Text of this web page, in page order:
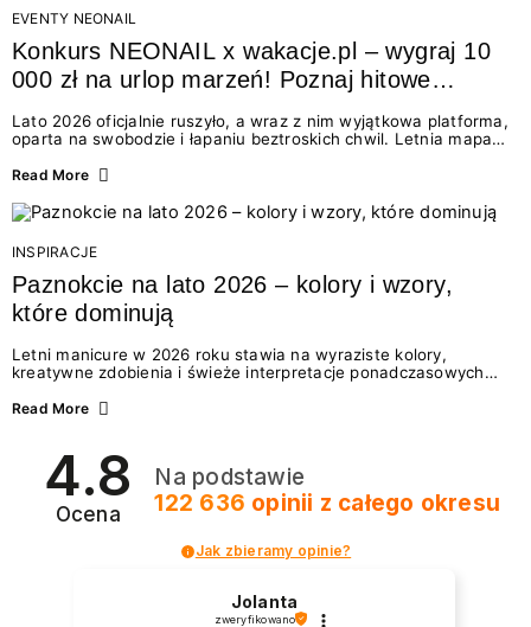
EVENTY NEONAIL
Konkurs NEONAIL x wakacje.pl – wygraj 10
000 zł na urlop marzeń! Poznaj hitowe
Lato 2026 oficjalnie ruszyło, a wraz z nim wyjątkowa platforma,
oparta na swobodzie i łapaniu beztroskich chwil. Letnia mapa
doświadczenia wakacji – od spontanicznych wyjazdów, przez
Motywem przewodnim jest eksplorowanie i kolekcjonowanie
letnich momentów. Z tej okazji przygotowaliśmy coś absolutnie
wyjątkowego: wielki konkurs z wakacje.pl oraz dawkę
najgorętszych trendów w...
Read More
INSPIRACJE
Paznokcie na lato 2026 – kolory i wzory,
które dominują
Letni manicure w 2026 roku stawia na wyraziste kolory,
kreatywne zdobienia i świeże interpretacje ponadczasowych
zarówno energetycznych odcieni inspirowanych wakacjami, jak
2026? Znajdź inspirację dla swojego manicure!
Read More
4.8
Ocena
Na podstawie
122 636 opinii z całego okresu
Jak zbieramy opinie?
Jolanta
zweryfikowano